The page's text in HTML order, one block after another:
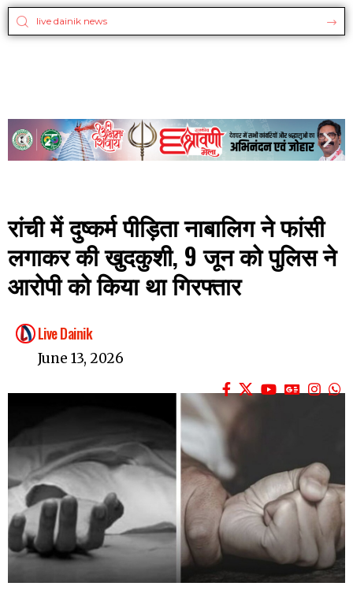
रांची में दुष्कर्म पीड़िता नाबालिग ने फांसी
लगाकर की खुदकुशी, 9 जून को पुलिस ने
आरोपी को किया था गिरफ्तार
Live Dainik
June 13, 2026